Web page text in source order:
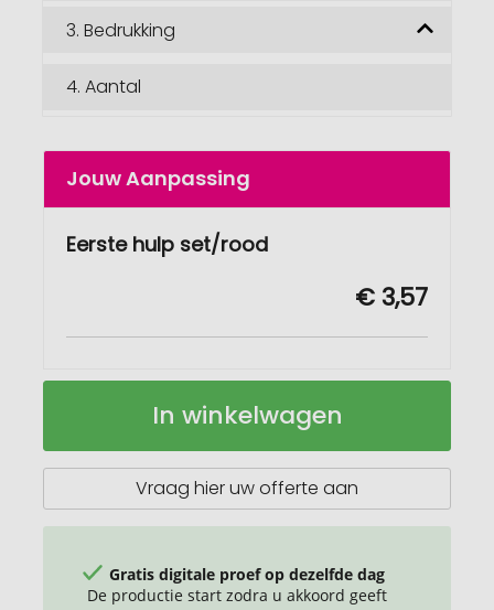
3. Bedrukking
4. Aantal
Jouw Aanpassing
Eerste hulp set/rood
€ 3,57
Eerste
Op
In winkelwagen
Vraag hier uw offerte aan
Gratis digitale proef op dezelfde dag
De productie start zodra u akkoord geeft